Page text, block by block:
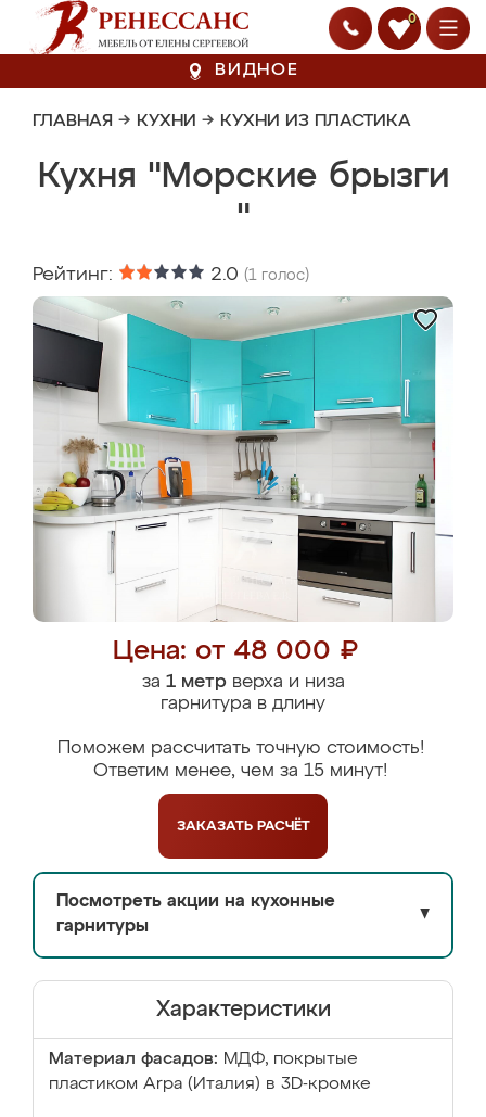
0
ВИДНОЕ
ГЛАВНАЯ → КУХНИ → КУХНИ ИЗ ПЛАСТИКА
Кухня "Морские брызги
"
Рейтинг: 2.0 (1 голос)
Цена: от 48 000 ₽
за 1 метрверха и низа
гарнитура в длину
Поможем рассчитать точную стоимость!
Ответим менее, чем за 15 минут!
ЗАКАЗАТЬ РАСЧЁТ
Посмотреть акции на кухонные
гарнитуры
▼
Характеристики
Материал фасадов: МДФ, покрытые
пластиком Arpa (Италия) в 3D-кромке